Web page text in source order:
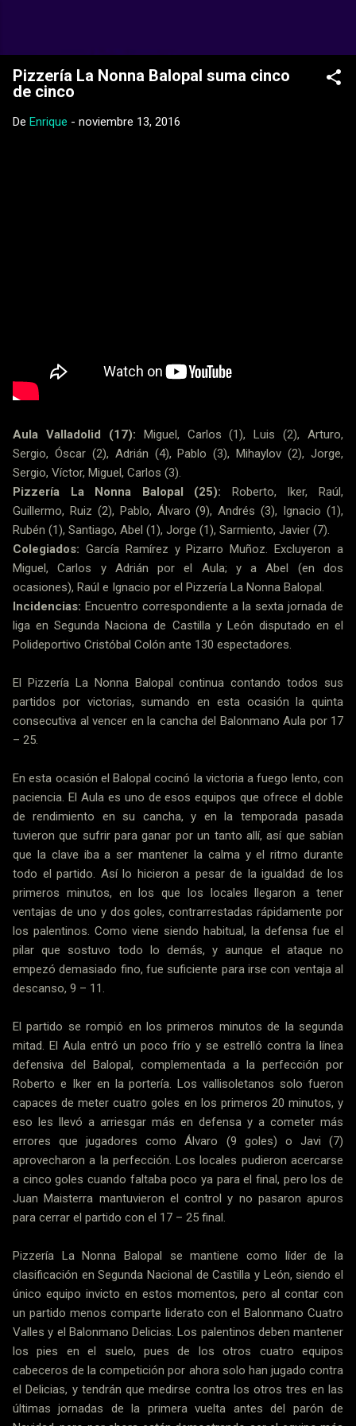
Pizzería La Nonna Balopal suma cinco
de cinco
De Enrique - noviembre 13, 2016
Aula Valladolid (17): Miguel, Carlos (1), Luis (2), Arturo,
Sergio, Óscar (2), Adrián (4), Pablo (3), Mihaylov (2), Jorge,
Sergio, Víctor, Miguel, Carlos (3).
Pizzería La Nonna Balopal (25): Roberto, Iker, Raúl,
Guillermo, Ruiz (2), Pablo, Álvaro (9), Andrés (3), Ignacio (1),
Rubén (1), Santiago, Abel (1), Jorge (1), Sarmiento, Javier (7).
Colegiados: García Ramírez y Pizarro Muñoz. Excluyeron a
Miguel, Carlos y Adrián por el Aula; y a Abel (en dos
ocasiones), Raúl e Ignacio por el Pizzería La Nonna Balopal.
Incidencias: Encuentro correspondiente a la sexta jornada de
liga en Segunda Naciona de Castilla y León disputado en el
Polideportivo Cristóbal Colón ante 130 espectadores.
El Pizzería La Nonna Balopal continua contando todos sus
partidos por victorias, sumando en esta ocasión la quinta
consecutiva al vencer en la cancha del Balonmano Aula por 17
– 25.
En esta ocasión el Balopal cocinó la victoria a fuego lento, con
paciencia. El Aula es uno de esos equipos que ofrece el doble
de rendimiento en su cancha, y en la temporada pasada
tuvieron que sufrir para ganar por un tanto allí, así que sabían
que la clave iba a ser mantener la calma y el ritmo durante
todo el partido. Así lo hicieron a pesar de la igualdad de los
primeros minutos, en los que los locales llegaron a tener
ventajas de uno y dos goles, contrarrestadas rápidamente por
los palentinos. Como viene siendo habitual, la defensa fue el
pilar que sostuvo todo lo demás, y aunque el ataque no
empezó demasiado fino, fue suficiente para irse con ventaja al
descanso, 9 – 11.
El partido se rompió en los primeros minutos de la segunda
mitad. El Aula entró un poco frío y se estrelló contra la línea
defensiva del Balopal, complementada a la perfección por
Roberto e Iker en la portería. Los vallisoletanos solo fueron
capaces de meter cuatro goles en los primeros 20 minutos, y
eso les llevó a arriesgar más en defensa y a cometer más
errores que jugadores como Álvaro (9 goles) o Javi (7)
aprovecharon a la perfección. Los locales pudieron acercarse
a cinco goles cuando faltaba poco ya para el final, pero los de
Juan Maisterra mantuvieron el control y no pasaron apuros
para cerrar el partido con el 17 – 25 final.
Pizzería La Nonna Balopal se mantiene como líder de la
clasificación en Segunda Nacional de Castilla y León, siendo el
único equipo invicto en estos momentos, pero al contar con
un partido menos comparte liderato con el Balonmano Cuatro
Valles y el Balonmano Delicias. Los palentinos deben mantener
los pies en el suelo, pues de los otros cuatro equipos
cabeceros de la competición por ahora solo han jugado contra
el Delicias, y tendrán que medirse contra los otros tres en las
últimas jornadas de la primera vuelta antes del parón de